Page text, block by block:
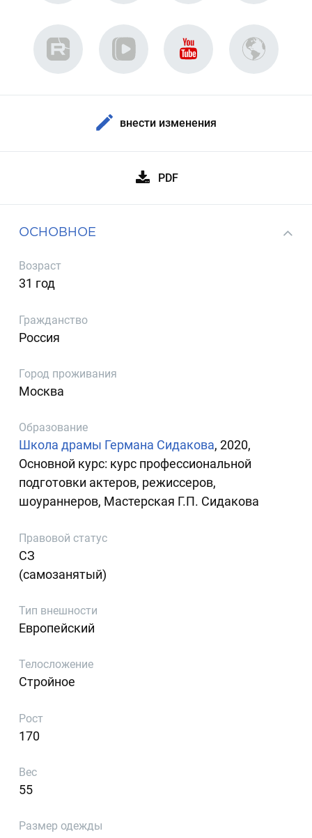
внести изменения
PDF
ОСНОВНОЕ
Возраст
31 год
Гражданство
Россия
Город проживания
Москва
Образование
Школа драмы Германа Сидакова, 2020,
Основной курс: курс профессиональной
подготовки актеров, режиссеров,
шоураннеров, Мастерская Г.П. Сидакова
Правовой статус
СЗ
(самозанятый)
Тип внешности
Европейский
Телосложение
Стройное
Рост
170
Вес
55
Размер одежды